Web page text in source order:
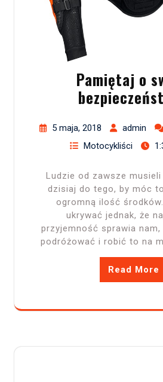
Pamiętaj o
5 maja, 2018 admin
Motocykliści
Ludzie od zawsze
dzisiaj do tego, by móc
ogromną ilość
ukrywać jednak, że
przyjemność sprawia nam,
podróżować i robić to na
Read More